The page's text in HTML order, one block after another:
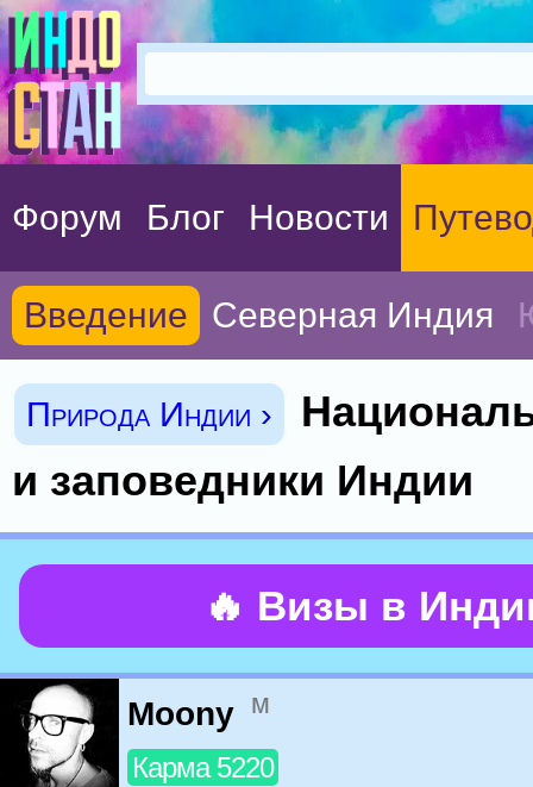
Форум Блог Новости
Введение Северная Индия
Природа Индии ›
и заповедники Индии
🔥 Визы в
Moony м
Карма 5220